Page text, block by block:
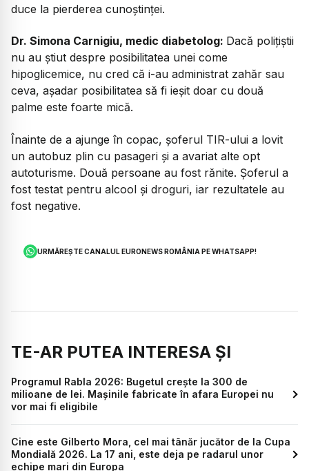
duce la pierderea cunoștinței.
Dr. Simona Carnigiu, medic diabetolog: Dacă polițiștii
nu au știut despre posibilitatea unei come
hipoglicemice, nu cred că i-au administrat zahăr sau
ceva, așadar posibilitatea să fi ieșit doar cu două
palme este foarte mică.
Înainte de a ajunge în copac, șoferul TIR-ului a lovit
un autobuz plin cu pasageri și a avariat alte opt
autoturisme. Două persoane au fost rănite. Șoferul a
fost testat pentru alcool și droguri, iar rezultatele au
fost negative.
URMĂREȘTE CANALUL EURONEWS ROMÂNIA PE WHATSAPP!
TE-AR PUTEA INTERESA ȘI
Programul Rabla 2026: Bugetul crește la 300 de
milioane de lei. Mașinile fabricate în afara Europei nu
vor mai fi eligibile
Cine este Gilberto Mora, cel mai tânăr jucător de la Cupa
Mondială 2026. La 17 ani, este deja pe radarul unor
echipe mari din Europa